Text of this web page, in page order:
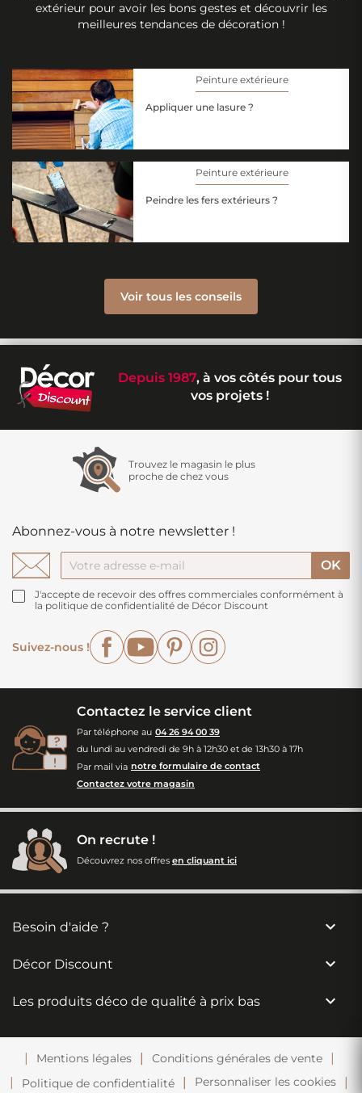
extérieur pour avoir les bons gestes et découvrir les
meilleures tendances de décoration !
Peinture extérieure
Appliquer une lasure ?
Peinture extérieure
Peindre les fers extérieurs ?
Voir tous les conseils
Depuis 1987, à vos côtés pour tous
vos projets !
Trouvez le magasin le plus
proche de chez vous
Abonnez-vous à notre newsletter !
J'accepte de recevoir des offres commerciales conformément à
la politique de confidentialité de Décor Discount
Suivez-nous !
FacebookYouTubePinterest
Contactez le service client
Par téléphone au 04 26 94 00 39
du lundi au vendredi de 9h à 12h30 et de 13h30 à 17h
Par mail via notre formulaire de contact
Contactez votre magasin
On recrute !
Découvrez nos offres en cliquant ici
Besoin d'aide ? 
Décor Discount 
Les produits déco de qualité à prix bas 
Mentions légales
Conditions générales de vente
Politique de confidentialité
Personnaliser les cookies